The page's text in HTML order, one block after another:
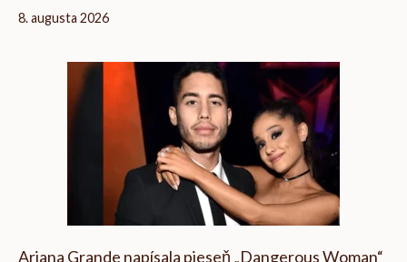
8. augusta 2026
Ariana Grande napísala pieseň „Dangerous Woman“